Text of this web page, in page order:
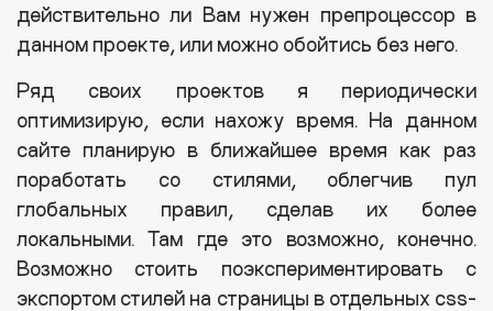
действительно ли Вам нужен препроцессор в
данном проекте, или можно обойтись без него.
Ряд своих проектов я периодически
оптимизирую, если нахожу время. На данном
сайте планирую в ближайшее время как раз
поработать со стилями, облегчив пул
глобальных правил, сделав их более
локальными. Там где это возможно, конечно.
Возможно стоить поэкспериментировать с
экспортом стилей на страницы в отдельных css-